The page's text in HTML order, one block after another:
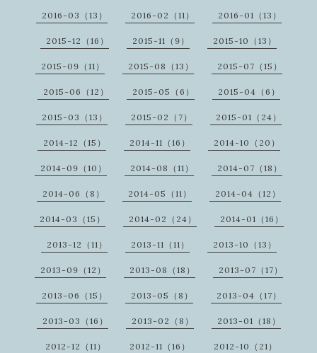
2016-03（13） 2016-02（11） 2016-01（13）
2015-12（16） 2015-11（9） 2015-10（13）
2015-09（11） 2015-08（13） 2015-07（15）
2015-06（12） 2015-05（6） 2015-04（6）
2015-03（13） 2015-02（7） 2015-01（24）
2014-12（15） 2014-11（16） 2014-10（20）
2014-09（10） 2014-08（11） 2014-07（18）
2014-06（8） 2014-05（11） 2014-04（12）
2014-03（15） 2014-02（24） 2014-01（16）
2013-12（11） 2013-11（11） 2013-10（13）
2013-09（12） 2013-08（18） 2013-07（17）
2013-06（15） 2013-05（8） 2013-04（17）
2013-03（16） 2013-02（8） 2013-01（18）
2012-12（11） 2012-11（16） 2012-10（21）